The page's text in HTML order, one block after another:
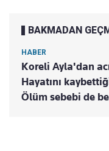
BAKMADAN
HABER
Koreli Ayla'dan
Hayatını
Ölüm sebebi de